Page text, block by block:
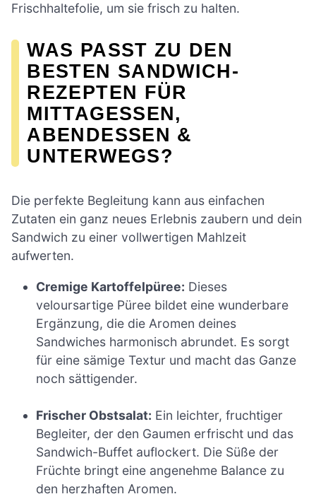
Frischhaltefolie, um sie frisch zu halten.
WAS PASST ZU DEN
BESTEN SANDWICH-
REZEPTEN FÜR
MITTAGESSEN,
ABENDESSEN &
UNTERWEGS?
Die perfekte Begleitung kann aus einfachen
Zutaten ein ganz neues Erlebnis zaubern und dein
Sandwich zu einer vollwertigen Mahlzeit
aufwerten.
Cremige Kartoffelpüree: Dieses
veloursartige Püree bildet eine wunderbare
Ergänzung, die die Aromen deines
Sandwiches harmonisch abrundet. Es sorgt
für eine sämige Textur und macht das Ganze
noch sättigender.
Frischer Obstsalat: Ein leichter, fruchtiger
Begleiter, der den Gaumen erfrischt und das
Sandwich-Buffet auflockert. Die Süße der
Früchte bringt eine angenehme Balance zu
den herzhaften Aromen.